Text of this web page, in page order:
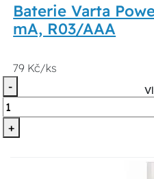
Baterie Varta
mA, R03/AAA
79 Kč/ks
-
+